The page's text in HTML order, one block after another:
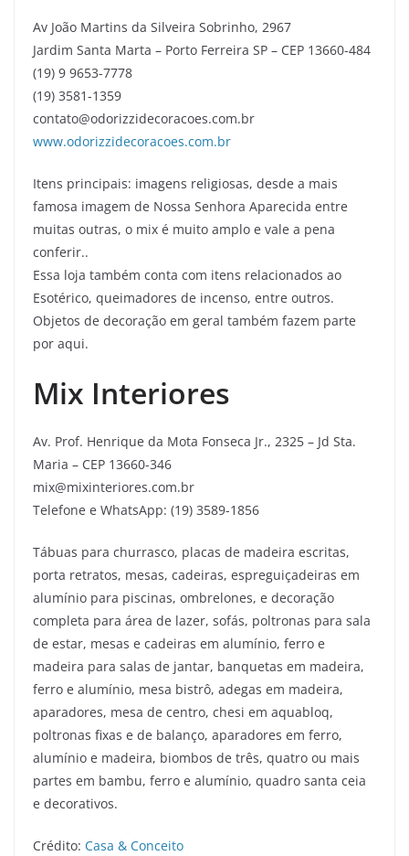
Av João Martins da Silveira Sobrinho, 2967
Jardim Santa Marta – Porto Ferreira SP – CEP 13660-484
(19) 9 9653-7778
(19) 3581-1359
contato@odorizzidecoracoes.com.br
www.odorizzidecoracoes.com.br
Itens principais: imagens religiosas, desde a mais
famosa imagem de Nossa Senhora Aparecida entre
muitas outras, o mix é muito amplo e vale a pena
conferir..
Essa loja também conta com itens relacionados ao
Esotérico, queimadores de incenso, entre outros.
Objetos de decoração em geral também fazem parte
por aqui.
Mix Interiores
Av. Prof. Henrique da Mota Fonseca Jr., 2325 – Jd Sta.
Maria – CEP 13660-346
mix@mixinteriores.com.br
Telefone e WhatsApp: (19) 3589-1856
Tábuas para churrasco, placas de madeira escritas,
porta retratos, mesas, cadeiras, espreguiçadeiras em
alumínio para piscinas, ombrelones, e decoração
completa para área de lazer, sofás, poltronas para sala
de estar, mesas e cadeiras em alumínio, ferro e
madeira para salas de jantar, banquetas em madeira,
ferro e alumínio, mesa bistrô, adegas em madeira,
aparadores, mesa de centro, chesi em aquabloq,
poltronas fixas e de balanço, aparadores em ferro,
alumínio e madeira, biombos de três, quatro ou mais
partes em bambu, ferro e alumínio, quadro santa ceia
e decorativos.
Crédito: Casa & Conceito